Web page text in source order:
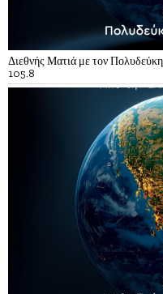
Διεθνής Ματιά με τον
105.8